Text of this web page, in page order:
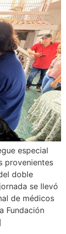
especial
provenientes
doble
se llevó
de médicos
Fundación